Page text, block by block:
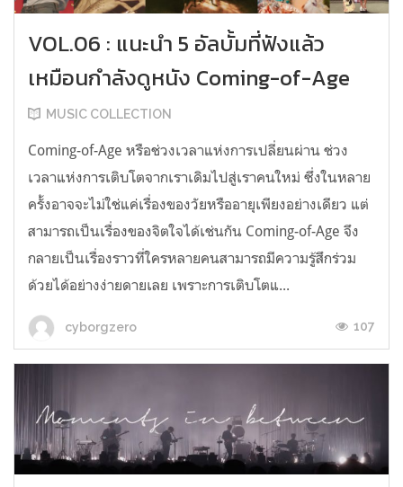
VOL.06 : แนะนำ 5 อัลบั้มที่ฟังแล้ว
เหมือนกำลังดูหนัง Coming-of-Age
MUSIC COLLECTION
Coming-of-Age หรือช่วงเวลาแห่งการเปลี่ยนผ่าน ช่วง
เวลาแห่งการเติบโตจากเราเดิมไปสู่เราคนใหม่ ซึ่งในหลาย
ครั้งอาจจะไม่ใช่แค่เรื่องของวัยหรืออายุเพียงอย่างเดียว แต่
สามารถเป็นเรื่องของจิตใจได้เช่นกัน Coming-of-Age จึง
กลายเป็นเรื่องราวที่ใครหลายคนสามารถมีความรู้สึกร่วม
ด้วยได้อย่างง่ายดายเลย เพราะการเติบโตแ...
cyborgzero 107